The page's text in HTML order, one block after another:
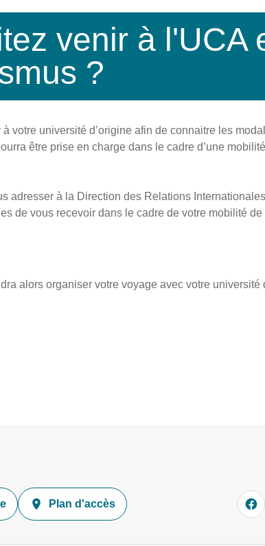
venir à l'UCA
?
votre université d’origine afin de connaitre les
être prise en charge dans le cadre d’une
adresser à la Direction des Relations
de vous recevoir dans le cadre de votre mobilité de
alors organiser votre voyage avec votre université
Plan d'accès